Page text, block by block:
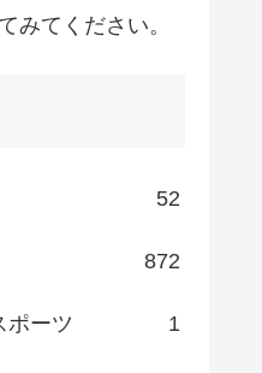
みてください。
52
872
ポーツ 1